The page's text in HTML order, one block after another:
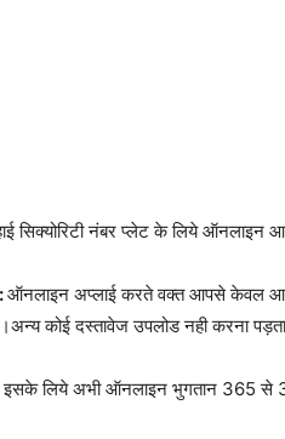
सिक्योरिटी नंबर प्लेट के लिये
ऑनलाइन अप्लाई करते वक्त आपसे केवल
कोई दस्तावेज उपलोड नही करना
इसके लिये अभी ऑनलाइन भुगतान 365 से